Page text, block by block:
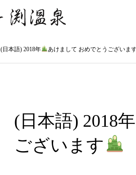
(日本語) 2018年 あけまして おめでとうございま
(日本語) 2018年
ございます